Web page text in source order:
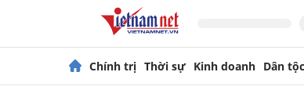
Chính trị Thời sự Kinh doanh Dân